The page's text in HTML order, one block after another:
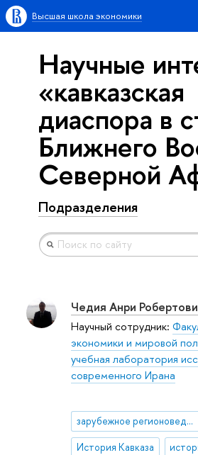
Высшая школа экономики
Научные
«кавказская
диаспора в
Ближнего
Северной
Подразделения
Чедия Анри
Научный сотрудник:
экономики и мировой
учебная лаборатория
современного Ирана
зарубежное регионоведение
История Кавказа